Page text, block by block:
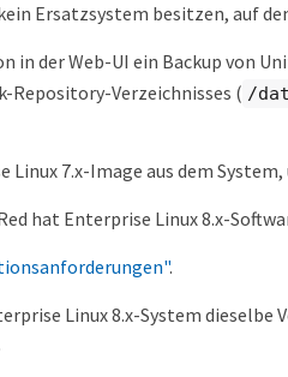
Ersatzsystem besitzen, auf
der Web-UI ein Backup von
Repository-Verzeichnisses ( /
Linux 7.x-Image aus dem
hat Enterprise Linux 8.x-
.
Linux 8.x-System dieselbe